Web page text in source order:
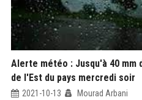
Alerte météo : Jusqu'à 40 mm
de l'Est du pays mercredi soir
2021-10-13 Mourad Arbani